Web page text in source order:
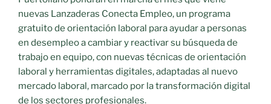
nuevas Lanzaderas Conecta Empleo, un programa
gratuito de orientación laboral para ayudar a personas
en desempleo a cambiar y reactivar su búsqueda de
trabajo en equipo, con nuevas técnicas de orientación
laboral y herramientas digitales, adaptadas al nuevo
mercado laboral, marcado por la transformación digital
de los sectores profesionales.